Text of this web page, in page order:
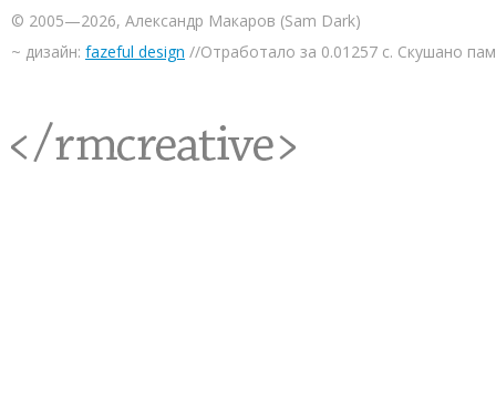
© 2005—2026, Александр Макаров (Sam Dark)
~ дизайн: fazeful design //Отработало за 0.01257 с. Скушано
<rmcreative/>